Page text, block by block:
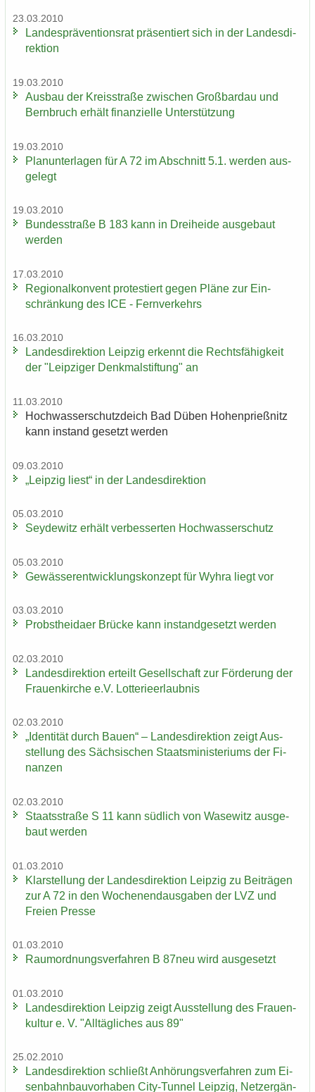
23.03.2010
Lan­des­prä­ven­ti­ons­rat prä­sen­tiert sich in der Lan­des­di­
rek­ti­on
19.03.2010
Aus­bau der Kreis­stra­ße zwi­schen Groß­bardau und
Bern­bruch er­hält fi­nan­zi­el­le Un­ter­stüt­zung
19.03.2010
Plan­un­ter­la­gen für A 72 im Ab­schnitt 5.1. wer­den aus­
ge­legt
19.03.2010
Bun­des­stra­ße B 183 kann in Drei­hei­de aus­ge­baut
wer­den
17.03.2010
Re­gio­nal­kon­vent pro­tes­tiert gegen Pläne zur Ein­
schrän­kung des ICE - Fern­ver­kehrs
16.03.2010
Lan­des­di­rek­ti­on Leip­zig er­kennt die Rechts­fä­hig­keit
der "Leip­zi­ger Denk­mal­stif­tung" an
11.03.2010
Hoch­was­ser­schutz­deich Bad Düben Ho­hen­prieß­nitz
kann in­stand ge­setzt wer­den
09.03.2010
„Leip­zig liest“ in der Lan­des­di­rek­ti­on
05.03.2010
Sey­de­witz er­hält ver­bes­ser­ten Hoch­was­ser­schutz
05.03.2010
Ge­wäs­ser­ent­wick­lungs­kon­zept für Wyhra liegt vor
03.03.2010
Probst­hei­da­er Brü­cke kann in­stand­ge­setzt wer­den
02.03.2010
Lan­des­di­rek­ti­on er­teilt Ge­sell­schaft zur För­de­rung der
Frau­en­kir­che e.V. Lot­te­rie­er­laub­nis
02.03.2010
„Iden­ti­tät durch Bauen“ – Lan­des­di­rek­ti­on zeigt Aus­
stel­lung des Säch­si­schen Staats­mi­nis­te­ri­ums der Fi­
nan­zen
02.03.2010
Staats­stra­ße S 11 kann süd­lich von Wase­witz aus­ge­
baut wer­den
01.03.2010
Klar­stel­lung der Lan­des­di­rek­ti­on Leip­zig zu Bei­trä­gen
zur A 72 in den Wo­chen­end­aus­ga­ben der LVZ und
Frei­en Pres­se
01.03.2010
Raum­ord­nungs­ver­fah­ren B 87neu wird aus­ge­setzt
01.03.2010
Lan­des­di­rek­ti­on Leip­zig zeigt Aus­stel­lung des Frau­en­
kul­tur e. V. "All­täg­li­ches aus 89"
25.02.2010
Lan­des­di­rek­ti­on schließt An­hö­rungs­ver­fah­ren zum Ei­
sen­bahn­bau­vor­ha­ben City-​Tunnel Leip­zig, Netz­er­gän­